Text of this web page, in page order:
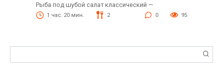
Рыба под шубой салат классический —
1 час. 20 мин. 2 0 95